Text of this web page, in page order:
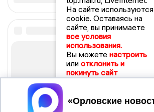
На сайте используются
cookie. Оставаясь на
сайте, вы принимаете
все условия
использования.
Вы можете настроить
или отклонить и
покинуть сайт
Принять